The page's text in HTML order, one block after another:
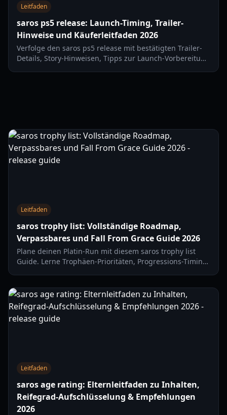
Leitfaden
saros ps5 release: Launch-Timing, Trailer-
Hinweise und Käuferleitfaden 2026
Verfolge den saros ps5 release mit bestätigten Trailer-
Details, Story-Hinweisen, Tipps zur Launch-Vorbereitung
Leitfaden
saros trophy list: Vollständige Roadmap,
Verpassbares und Fall From Grace Guide 2026
Plane deinen Platin-Run mit diesem saros trophy list
Guide. Lerne Trophäen-Prioritäten, Progressions-Timing
Leitfaden
saros age rating: Elternleitfaden zu Inhalten,
Reifegrad-Aufschlüsselung & Empfehlungen
2026